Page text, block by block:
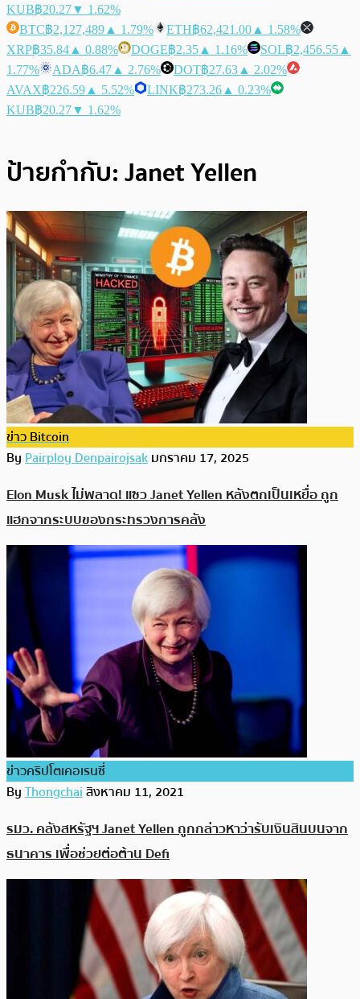
KUB฿20.27▼ 1.62%
BTC฿2,127,489 ▲ 1.79% ETH฿62,421.00 ▲ 1.58%
XRP฿35.84 ▲ 0.88% DOGE฿2.35 ▲ 1.16% SOL฿2,456.55 ▲
1.77%
ADA฿6.47 ▲ 2.76% DOT฿27.63 ▲ 2.02%
AVAX฿226.59 ▲ 5.52% LINK฿273.26 ▲ 0.23%
KUB฿20.27▼ 1.62%
ป้ายกำกับ:Janet Yellen
ข่าว Bitcoin
ByPairploy Denpairojsakมกราคม 17, 2025
Elon Musk ไม่พลาด! แซว Janet Yellen หลังตกเป็นเหยื่อ ถูก
แฮกจากระบบของกระทรวงการคลัง
ข่าวคริปโตเคอเรนซี่
ByThongchaiสิงหาคม 11, 2021
รมว. คลังสหรัฐฯ Janet Yellen ถูกกล่าวหาว่ารับเงินสินบนจาก
ธนาคาร เพื่อช่วยต่อต้าน Defi